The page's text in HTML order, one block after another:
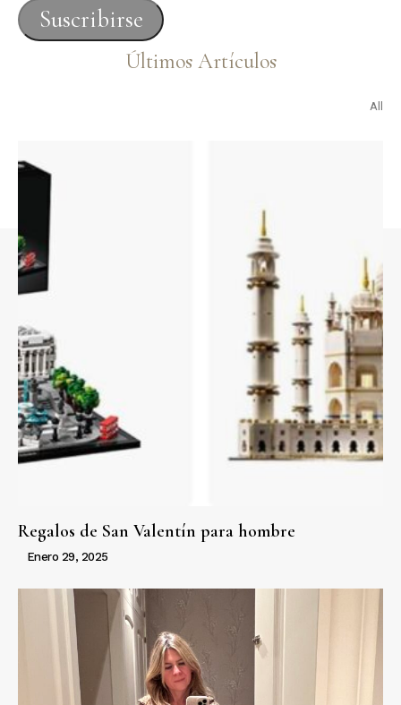
correo
electrónico
Suscribirse
Últimos Artículos
All
Regalos de San Valentín para hombre
Enero 29, 2025